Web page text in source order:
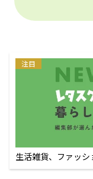
注目
生活雑貨、ファッ
えるECサイト